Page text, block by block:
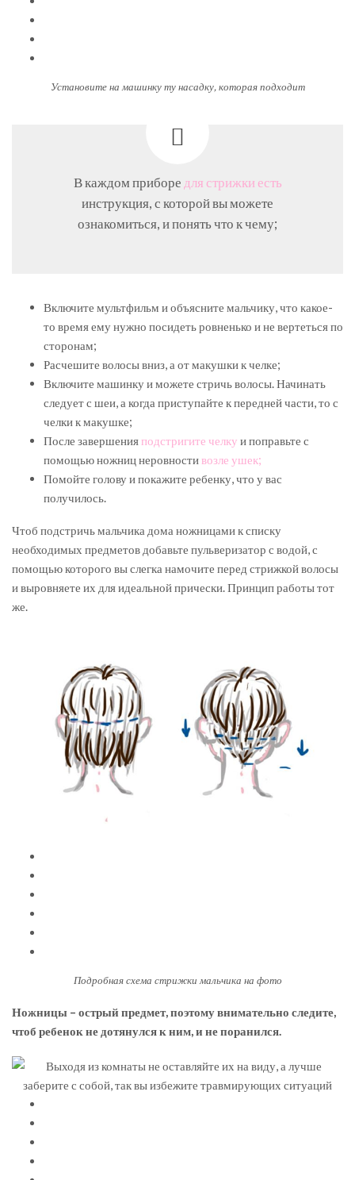
Установите на машинку ту насадку, которая подходит
В каждом приборе для стрижки есть
инструкция, с которой вы можете
ознакомиться, и понять что к чему;
Включите мультфильм и объясните мальчику, что какое-
то время ему нужно посидеть ровненько и не вертеться по
сторонам;
Расчешите волосы вниз, а от макушки к челке;
Включите машинку и можете стричь волосы. Начинать
следует с шеи, а когда приступайте к передней части, то с
челки к макушке;
После завершенияподстригите челку и поправьте с
помощью ножниц неровностивозле ушек;
Помойте голову и покажите ребенку, что у вас
получилось.
Чтоб подстричь мальчика дома ножницами к списку
необходимых предметов добавьте пульверизатор с водой, с
помощью которого вы слегка намочите перед стрижкой волосы
и выровняете их для идеальной прически. Принцип работы тот
же.
Подробная схема стрижки мальчика на фото
Ножницы – острый предмет, поэтому внимательно следите,
чтоб ребенок не дотянулся к ним, и не поранился.